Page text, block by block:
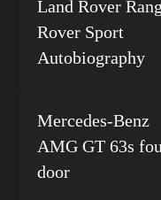
Land Rover
Rover Sport
Autobiography
Mercedes-Benz
AMG GT 63s
door